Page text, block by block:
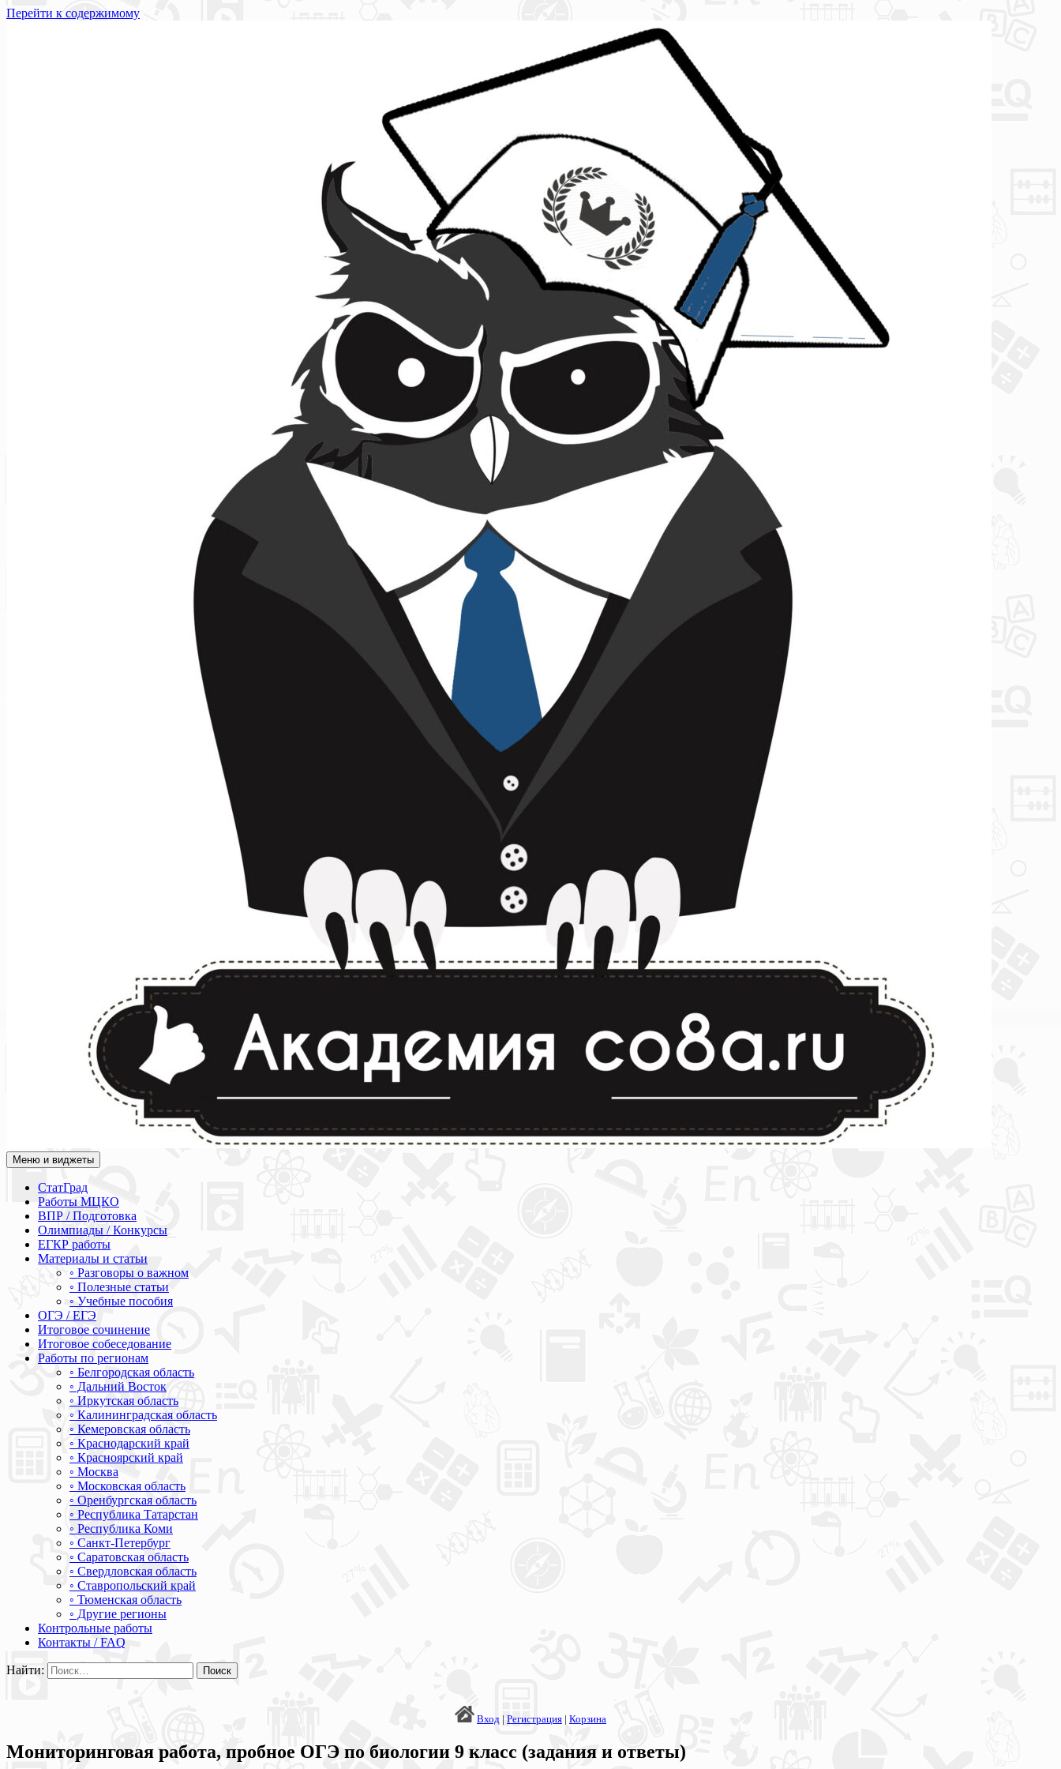
Перейти к содержимому
Академия СОВА
Подготовка к ЕГЭ, ОГЭ, ВПР, МЦКО, СтатГрад, КДР, ВОШ, олимпиады и конкурсы
Меню и виджеты
СтатГрад
Работы МЦКО
ВПР / Подготовка
Олимпиады / Конкурсы
ЕГКР работы
Материалы и статьи
◦ Разговоры о важном
◦ Полезные статьи
◦ Учебные пособия
ОГЭ / ЕГЭ
Итоговое сочинение
Итоговое собеседование
Работы по регионам
◦ Белгородская область
◦ Дальний Восток
◦ Иркутская область
◦ Калининградская область
◦ Кемеровская область
◦ Краснодарский край
◦ Красноярский край
◦ Москва
◦ Московская область
◦ Оренбургская область
◦ Республика Татарстан
◦ Республика Коми
◦ Санкт-Петербург
◦ Саратовская область
◦ Свердловская область
◦ Ставропольский край
◦ Тюменская область
◦ Другие регионы
Контрольные работы
Контакты / FAQ
Найти:
Вход | Регистрация | Корзина
Мониторинговая работа, пробное ОГЭ по биологии 9 класс (задания и ответы)